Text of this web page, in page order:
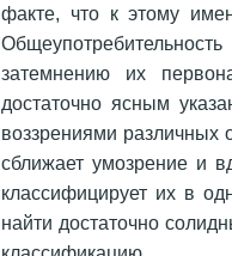
факте, что к этому
затемнению их
достаточно ясным
воззрениями различных
сближает умозрение и
классифицирует их в
найти достаточно